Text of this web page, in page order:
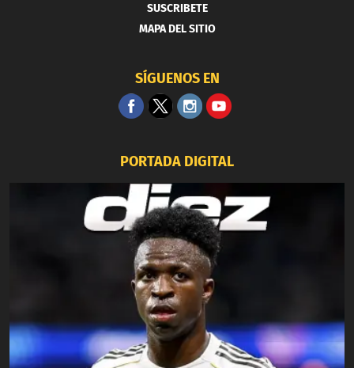
SUSCRIBETE
MAPA DEL SITIO
SÍGUENOS EN
PORTADA DIGITAL